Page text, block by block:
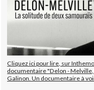
Cliquez ici pour lire, sur
documentaire "Delon -
Galinon. Un documentaire à